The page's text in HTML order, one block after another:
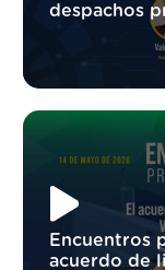
despachos
Encuentros
acuerdo de